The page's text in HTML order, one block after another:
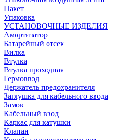
Пакет
Упаковка
УСТАНОВОЧНЫЕ ИЗДЕЛИЯ
Амортизатор
Батарейный отсек
Вилка
Втулка
Втулка проходная
Гермоввод
Держатель предохранителя
Заглушка для кабельного ввода
Замок
Кабельный ввод
Каркас для катушки
Клапан